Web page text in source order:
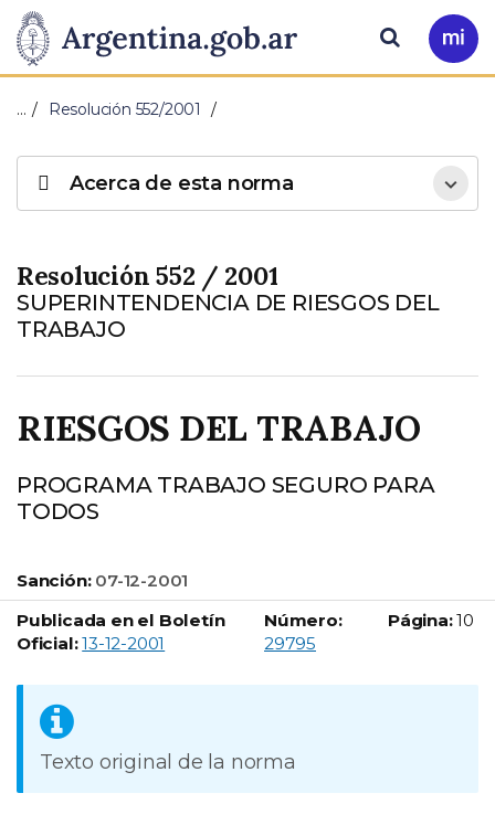
Presidencia
de
Nación
Pasar al contenido principal
Ir
a
Buscar
… Resolución 552/2001
Resolución 552 / 2001
SUPERINTENDENCIA DE RIESGOS DEL
TRABAJO
RIESGOS DEL TRABAJO
PROGRAMA TRABAJO SEGURO PARA
TODOS
Sanción: 07-12-2001
Publicada en el Boletín
Oficial: 13-12-2001
Número:
Boletín Oficial número:
29795
Página: 10
Texto original de la norma
Acerca de esta norma